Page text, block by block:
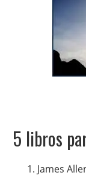
5 libros
James